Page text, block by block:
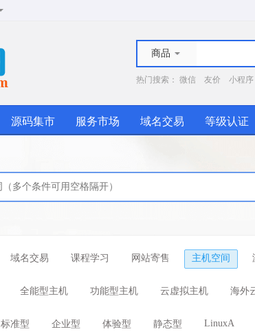
商品
热门搜索： 微信 友价 小程序
源码集市 服务市场 域名交易 等级认证
域名交易 课程学习 网站寄售 主机空间
全能型主机 功能型主机 云虚拟主机 海外
标准型 企业型 体验型 静态型 LinuxA